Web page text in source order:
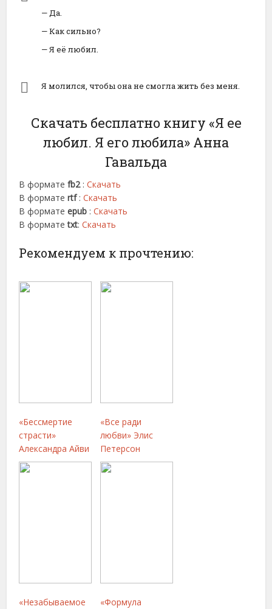
— Да.
— Как сильно?
— Я её любил.
Я молился, чтобы она не смогла жить без меня.
Скачать бесплатно книгу «Я ее
любил. Я его любила» Анна
Гавальда
В форматеfb2:Скачать
В форматеrtf :Скачать
В форматеepub :Скачать
В форматеtxt:Скачать
Рекомендуем к прочтению:
«Бессмертие
страсти»
Александра Айви
«Все ради
любви» Элис
Петерсон
«Незабываемое
«Формула